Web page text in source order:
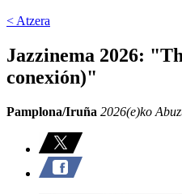
< Atzera
Jazzinema 2026:
conexión)"
Pamplona/Iruña 2026(e)ko